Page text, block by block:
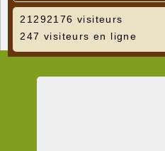
21292176 visiteurs
247 visiteurs en ligne